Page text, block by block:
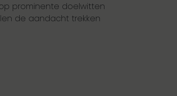
prominente doelwitten
de aandacht trekken